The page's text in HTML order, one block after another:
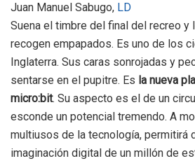
Juan Manuel Sabugo, LD
Suena el timbre del final del recreo y
recogen empapados. Es uno de los
Inglaterra. Sus caras sonrojadas y
sentarse en el pupitre. Es la nueva
micro:bit. Su aspecto es el de un
esconde un potencial tremendo. A
multiusos de la tecnología, permitirá
imaginación digital de un millón de